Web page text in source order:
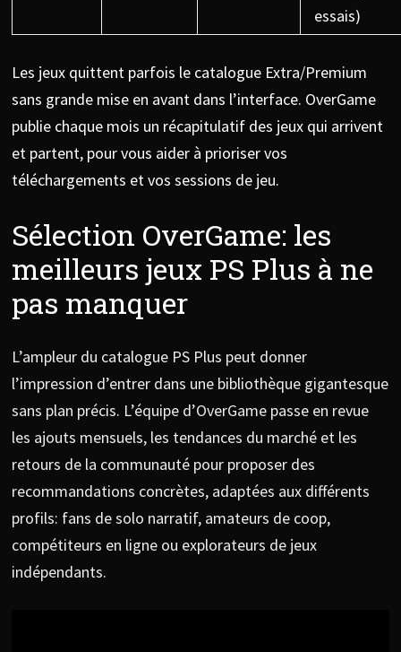
essais)
Les jeux quittent parfois le catalogue Extra/Premium
sans grande mise en avant dans l’interface. OverGame
publie chaque mois un récapitulatif des jeux qui arrivent
et partent, pour vous aider à prioriser vos
téléchargements et vos sessions de jeu.
Sélection OverGame: les
meilleurs jeux PS Plus à ne
pas manquer
L’ampleur du catalogue PS Plus peut donner
l’impression d’entrer dans une bibliothèque gigantesque
sans plan précis. L’équipe d’OverGame passe en revue
les ajouts mensuels, les tendances du marché et les
retours de la communauté pour proposer des
recommandations concrètes, adaptées aux différents
profils: fans de solo narratif, amateurs de coop,
compétiteurs en ligne ou explorateurs de jeux
indépendants.